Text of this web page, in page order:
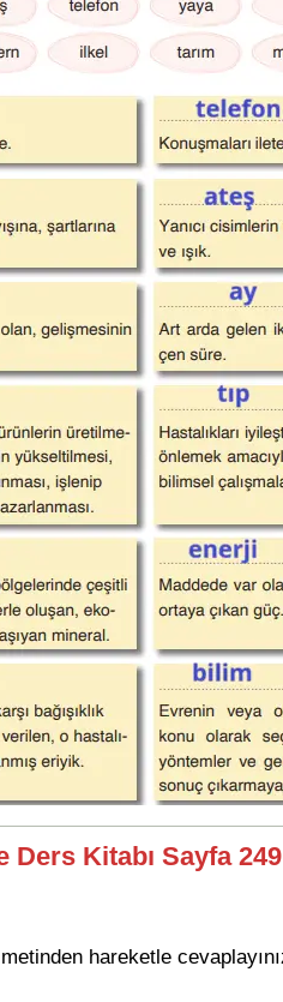
Ders Kitabı Sayfa
hareketle